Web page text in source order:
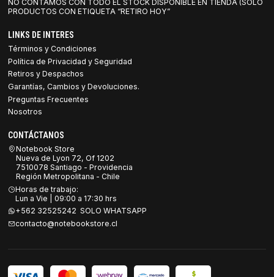
NO CONTAMOS CON TODO EL STOCK DISPONIBLE EN TIENDA (SOLO
PRODUCTOS CON ETIQUETA “RETIRO HOY”
LINKS DE INTERES
Términos y Condiciones
Política de Privacidad y Seguridad
Retiros y Despachos
Garantías, Cambios y Devoluciones.
Preguntas Frecuentes
Nosotros
CONTÁCTANOS
Notebook Store
Nueva de Lyon 72, Of 1202
7510078 Santiago - Providencia
Región Metropolitana - Chile
Horas de trabajo:
Lun a Vie | 09:00 a 17:30 hrs
+562 32525242 SOLO WHATSAPP
contacto@notebookstore.cl